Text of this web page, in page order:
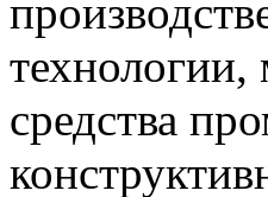
средства